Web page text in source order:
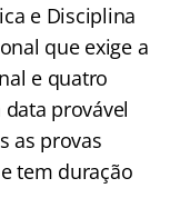
e Disciplina
que exige a
e quatro
provável
as provas
tem duração